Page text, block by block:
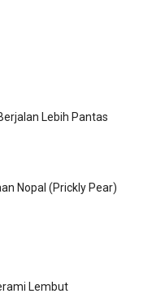
Lebih Pantas
Nopal (Prickly Pear)
Lembut